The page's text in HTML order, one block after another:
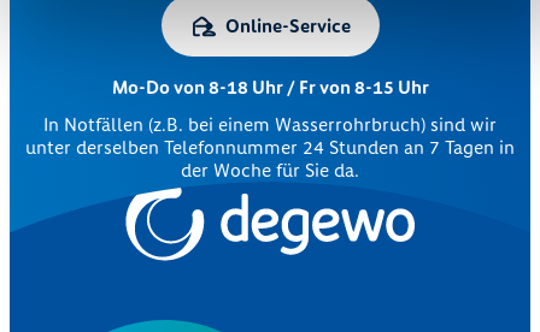
Online-Service
Mo-Do von 8-18 Uhr / Fr von 8-15 Uhr
In Notfällen (z.B. bei einem Wasserrohrbruch) sind wir
unter derselben Telefonnummer 24 Stunden an 7 Tagen in
der Woche für Sie da.